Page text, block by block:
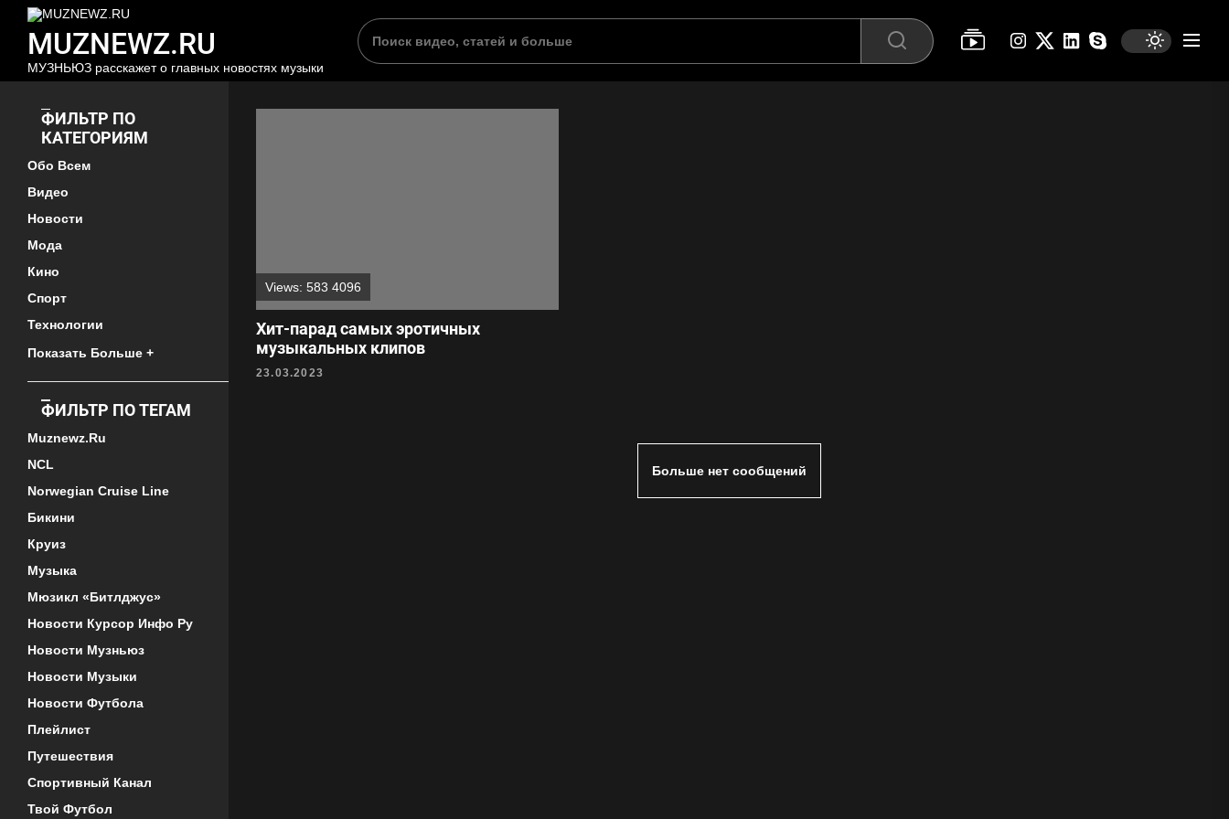
Переходим
содержимому
MUZNEWZ.RU
МУЗНЬЮЗ расскажет о главных новостях музыки
Поиск instagram
twitter linkedinskype
ФИЛЬТР ПО
КАТЕГОРИЯМ
Обо Всем
Видео
Новости
Мода
Кино
Спорт
Технологии
Показать Больше +
ФИЛЬТР ПО ТЕГАМ
Muznewz.ru
NCL
Norwegian Cruise Line
Бикини
Круиз
Музыка
Мюзикл «Битлджус»
Новости Курсор Инфо Ру
Новости Музньюз
Новости Музыки
Новости Футбола
Плейлист
Путешествия
Спортивный Канал
Твой Футбол
Views: 583 4096
Хит-парад самых эротичных
музыкальных клипов
23.03.2023
Больше нет сообщений